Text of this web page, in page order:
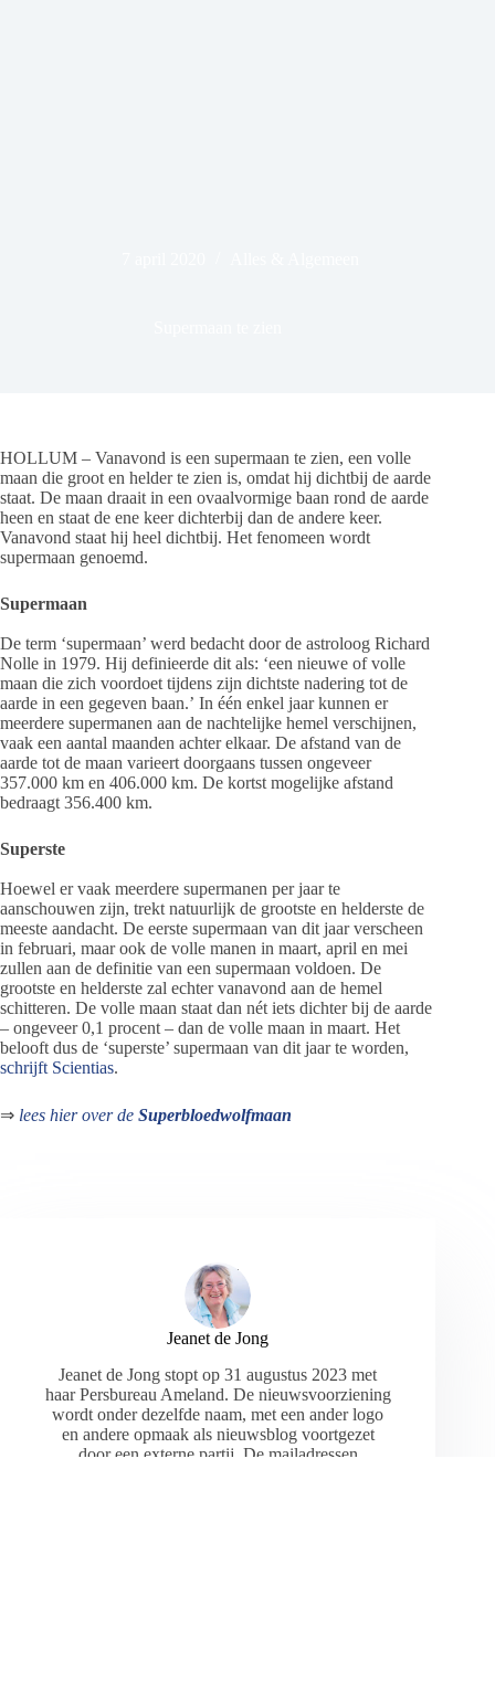
HOLLUM – Vanavond is een supermaan te zien, een volle
maan die groot en helder te zien is, omdat hij dichtbij de aarde
staat. De maan draait in een ovaalvormige baan rond de aarde
heen en staat de ene keer dichterbij dan de andere keer.
Vanavond staat hij heel dichtbij. Het fenomeen wordt
supermaan genoemd.
Supermaan
De term ‘supermaan’ werd bedacht door de astroloog Richard
Nolle in 1979. Hij definieerde dit als: ‘een nieuwe of volle
maan die zich voordoet tijdens zijn dichtste nadering tot de
aarde in een gegeven baan.’ In één enkel jaar kunnen er
meerdere supermanen aan de nachtelijke hemel verschijnen,
vaak een aantal maanden achter elkaar. De afstand van de
aarde tot de maan varieert doorgaans tussen ongeveer
357.000 km en 406.000 km. De kortst mogelijke afstand
bedraagt 356.400 km.
Superste
Hoewel er vaak meerdere supermanen per jaar te
aanschouwen zijn, trekt natuurlijk de grootste en helderste de
meeste aandacht. De eerste supermaan van dit jaar verscheen
in februari, maar ook de volle manen in maart, april en mei
zullen aan de definitie van een supermaan voldoen. De
grootste en helderste zal echter vanavond aan de hemel
schitteren. De volle maan staat dan nét iets dichter bij de aarde
– ongeveer 0,1 procent – dan de volle maan in maart. Het
belooft dus de ‘superste’ supermaan van dit jaar te worden,
schrijft Scientias.
⇒ lees hier over de Superbloedwolfmaan
Jeanet de Jong
Jeanet de Jong stopt op 31 augustus 2023 met
haar Persbureau Ameland. De nieuwsvoorziening
wordt onder dezelfde naam, met een ander logo
en andere opmaak als nieuwsblog voortgezet
door een externe partij. De mailadressen